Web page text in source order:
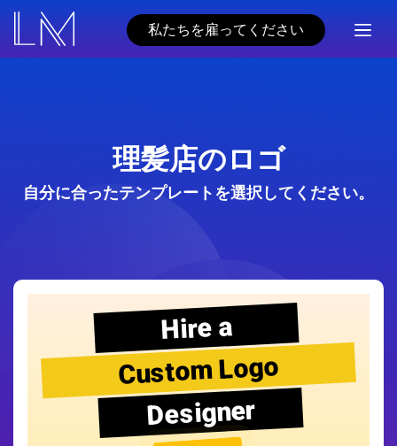
私たちを雇ってください
理髪店のロゴ
自分に合ったテンプレートを選択してください。
Hire a
Custom Logo
Designer